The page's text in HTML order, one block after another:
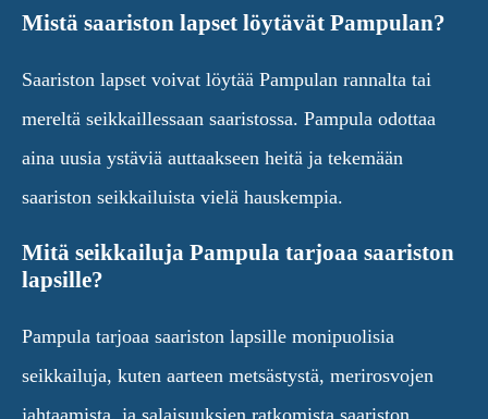
Mistä saariston lapset löytävät Pampulan?
Saariston lapset voivat löytää Pampulan rannalta tai
mereltä seikkaillessaan saaristossa. Pampula odottaa
aina uusia ystäviä auttaakseen heitä ja tekemään
saariston seikkailuista vielä hauskempia.
Mitä seikkailuja Pampula tarjoaa saariston
lapsille?
Pampula tarjoaa saariston lapsille monipuolisia
seikkailuja, kuten aarteen metsästystä, merirosvojen
jahtaamista, ja salaisuuksien ratkomista saariston